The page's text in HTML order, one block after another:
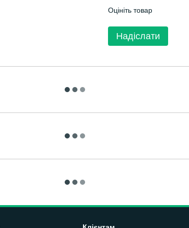
Оцініть товар
Надіслати